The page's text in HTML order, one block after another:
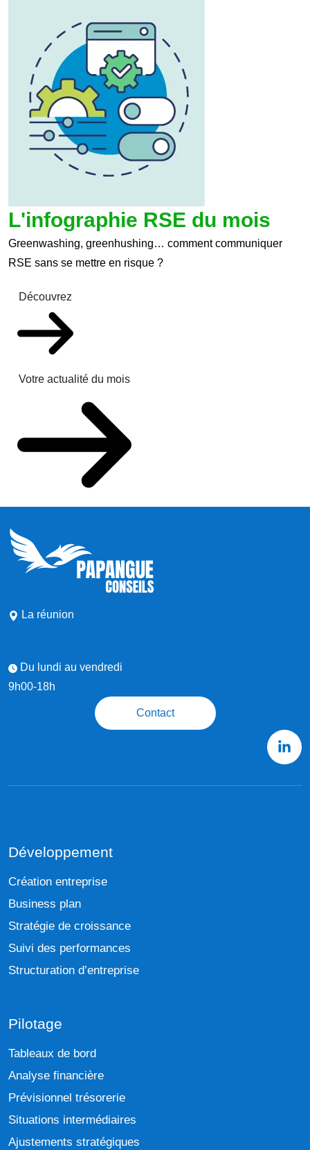
L'infographie RSE du mois
Greenwashing, greenhushing… comment communiquer
RSE sans se mettre en risque ?
Découvrez
Votre actualité du mois
La réunion
Du lundi au vendredi
9h00-18h
Contact
Développement
Création entreprise
Business plan
Stratégie de croissance
Suivi des performances
Structuration d’entreprise
Pilotage
Tableaux de bord
Analyse financière
Prévisionnel trésorerie
Situations intermédiaires
Ajustements stratégiques